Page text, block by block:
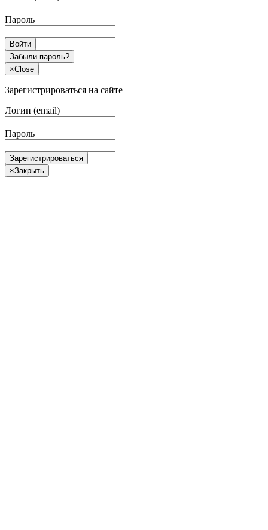
Пароль
Войти
Забыли пароль?
×Close
Зарегистрироваться на сайте
Логин (email)
Пароль
Зарегистрироваться
×Закрыть